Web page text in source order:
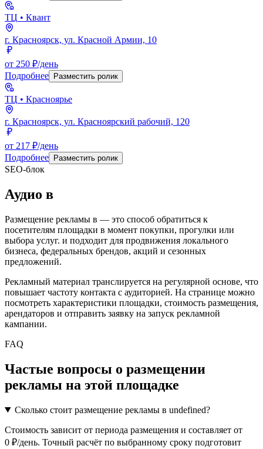
ТЦ • Квант
г. Красноярск, ул. Красной Армии, 10
от 250 ₽/день
Подробнее
Разместить ролик
ТЦ • Красноярье
г. Красноярск, ул. Красноярский рабочий, 120
от 217 ₽/день
Подробнее
Разместить ролик
SEO-блок
Аудио в
Размещение рекламы в — это способ обратиться к
посетителям площадки в момент покупки, прогулки или
выбора услуг. и подходит для продвижения локального
бизнеса, федеральных брендов, акций и сезонных
предложений.
Рекламный материал транслируется на регулярной основе, что
повышает частоту контакта с аудиторией. На странице можно
посмотреть характеристики площадки, стоимость размещения,
арендаторов и отправить заявку на запуск рекламной
кампании.
FAQ
Частые вопросы о размещении
рекламы на этой площадке
Сколько стоит размещение рекламы в undefined?
Стоимость зависит от периода размещения и составляет от
0 ₽/день. Точный расчёт по выбранному сроку подготовит